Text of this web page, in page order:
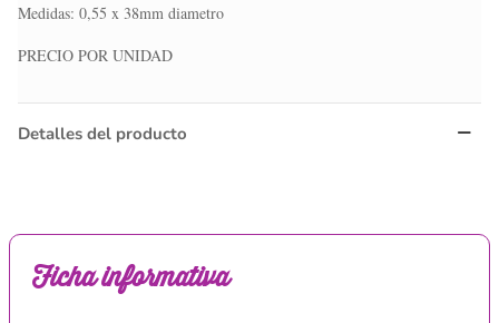
Medidas: 0,55 x 38mm diametro
PRECIO POR UNIDAD
Detalles del producto
Ficha informativa